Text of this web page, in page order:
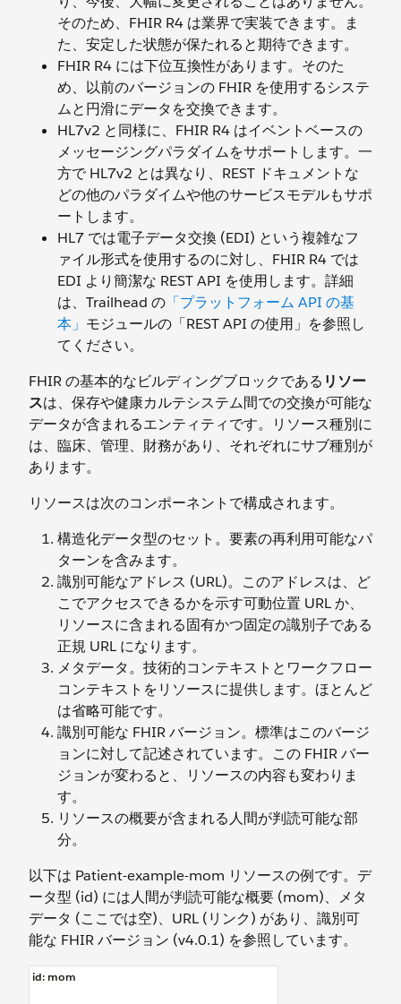
そのため、FHIR R4 は業界で実装できます。ま
た、安定した状態が保たれると期待できます。
FHIR R4 には下位互換性があります。そのた
め、以前のバージョンの FHIR を使用するシステ
ムと円滑にデータを交換できます。
HL7v2 と同様に、FHIR R4 はイベントベースの
メッセージングパラダイムをサポートします。一
方で HL7v2 とは異なり、REST ドキュメントな
どの他のパラダイムや他のサービスモデルもサポ
ートします。
HL7 では電子データ交換 (EDI) という複雑なフ
ァイル形式を使用するのに対し、FHIR R4 では
EDI より簡潔な REST API を使用します。詳細
は、Trailhead の 「プラットフォーム API の基
本」 モジュールの「REST API の使用」を参照し
てください。
FHIR の基本的なビルディングブロックである リソー
スは、保存や健康カルテシステム間での交換が可能な
データが含まれるエンティティです。リソース種別に
は、臨床、管理、財務があり、それぞれにサブ種別が
あります。
リソースは次のコンポーネントで構成されます。
構造化データ型のセット。要素の再利用可能なパ
ターンを含みます。
識別可能なアドレス (URL)。このアドレスは、ど
こでアクセスできるかを示す可動位置 URL か、
リソースに含まれる固有かつ固定の識別子である
正規 URL になります。
メタデータ。技術的コンテキストとワークフロー
コンテキストをリソースに提供します。ほとんど
は省略可能です。
識別可能な FHIR バージョン。標準はこのバージ
ョンに対して記述されています。この FHIR バー
ジョンが変わると、リソースの内容も変わりま
す。
リソースの概要が含まれる人間が判読可能な部
分。
以下は Patient-example-mom リソースの例です。デ
ータ型 (id) には人間が判読可能な概要 (mom)、メタ
データ (ここでは空)、URL (リンク) があり、識別可
能な FHIR バージョン (v4.0.1) を参照しています。
id: mom